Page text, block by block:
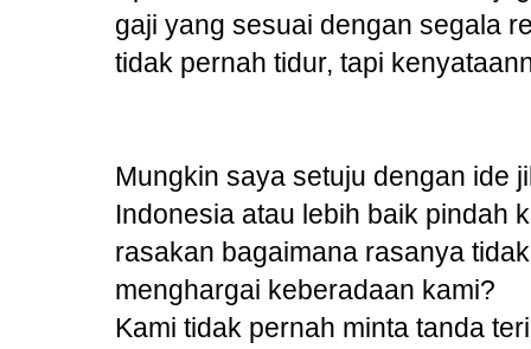
gaji yang sesuai dengan segala
tidak pernah tidur, tapi
Mungkin saya setuju dengan ide
Indonesia atau lebih baik pindah
rasakan bagaimana rasanya
menghargai keberadaan kami?
Kami tidak pernah minta tanda